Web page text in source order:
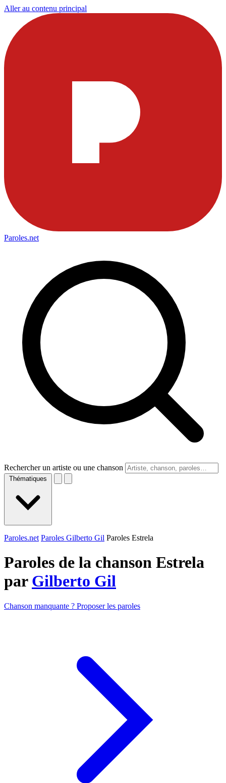
Aller au contenu principal
Paroles.net
Rechercher un artiste ou une chanson
Thématiques
Paroles.net Paroles Gilberto Gil Paroles Estrela
Paroles de la chanson Estrela
par Gilberto Gil
Chanson manquante ? Proposer les paroles